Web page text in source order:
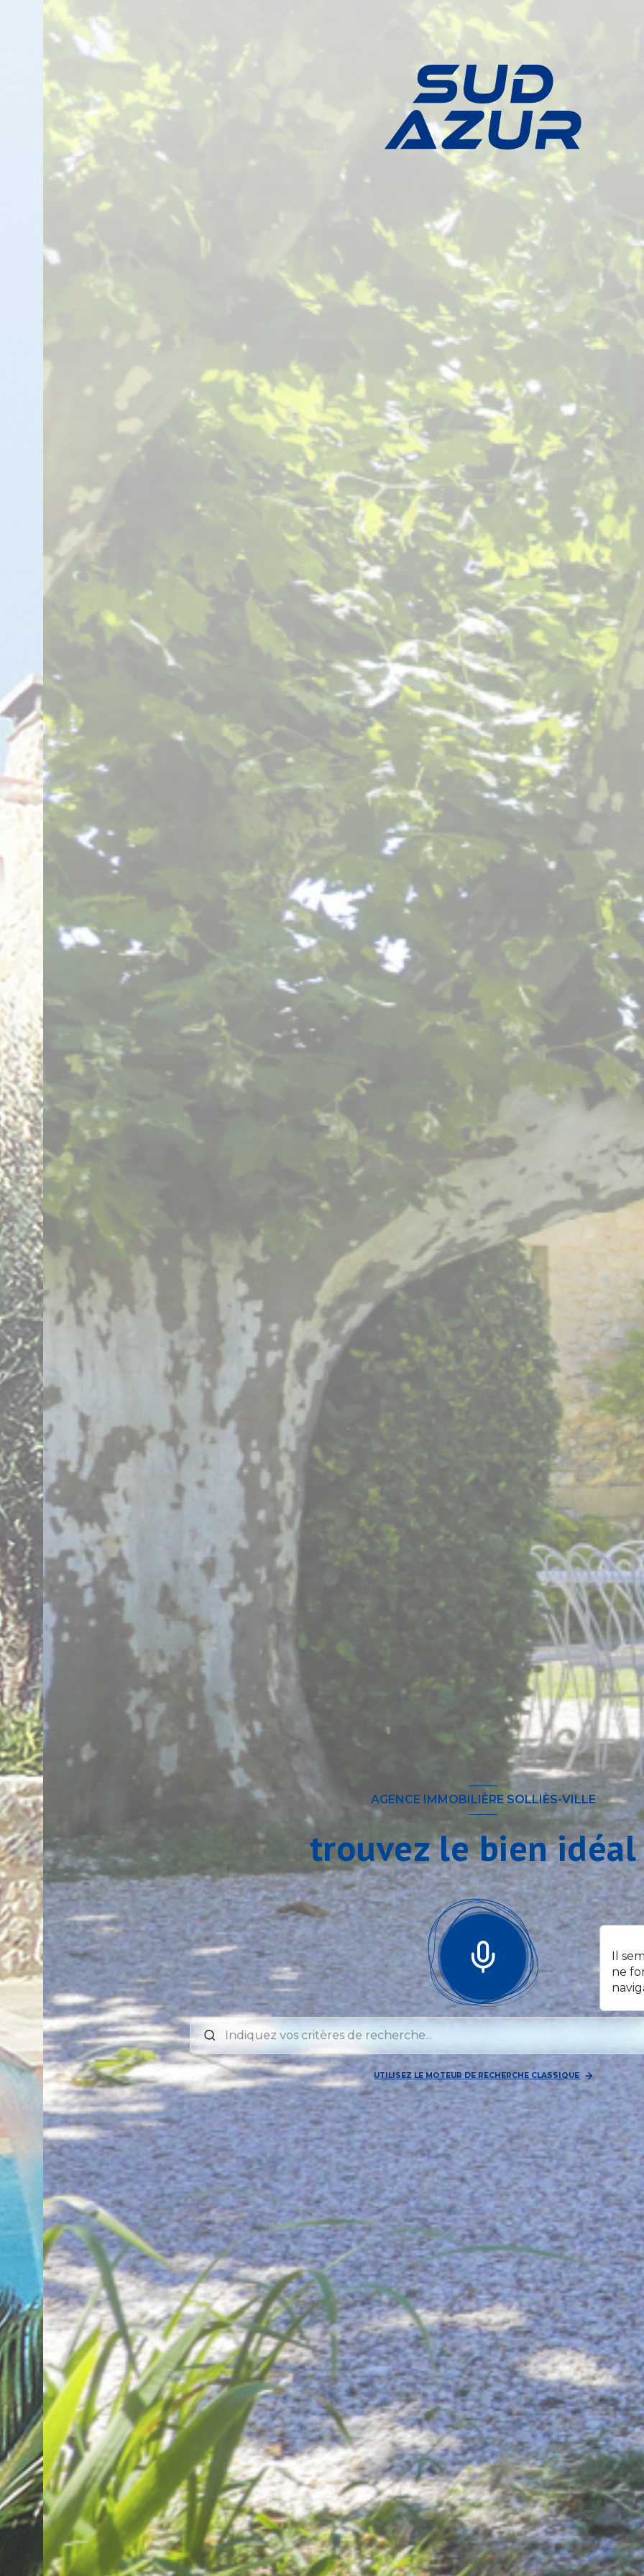
AGENCE IMMOBILIÈRE SOLLIÈS-VILLE
trouvez le bien
Il
ne
UTILISEZ LE MOTEUR DE RECHERCHE CLASSIQUE